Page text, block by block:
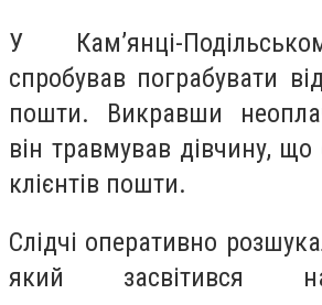
У Кам’янці-
спробував пограбувати
пошти. Викравши
він травмував дівчину, що
клієнтів пошти.
Слідчі оперативно
який засвітився